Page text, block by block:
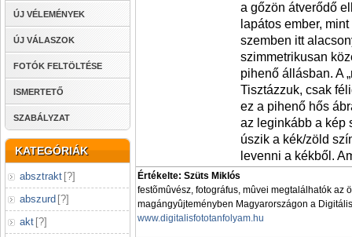
ÚJ VÉLEMÉNYEK
ÚJ VÁLASZOK
FOTÓK FELTÖLTÉSE
ISMERTETŐ
SZABÁLYZAT
KATEGÓRIÁK
absztrakt [?]
abszurd [?]
akt [?]
a gőzön átverődő
lapátos ember,
szemben itt
szimmetrikusan
pihenő állásban. A
Tisztázzuk, csak
ez a pihenő hős
az leginkább a kép
úszik a kék/zöld
levenni a kékből.
Értékelte: Szüts Miklós
festõmûvész, fotográfus, mûvei megtalálhatók az
magángyûjteményben Magyarországon a
www.digitalisfototanfolyam.hu